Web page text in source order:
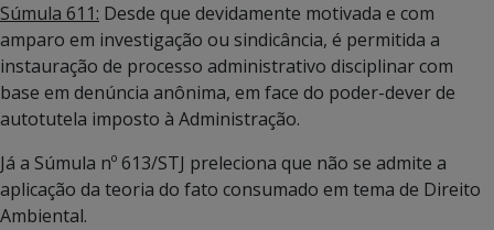
Súmula 611: Desde que devidamente motivada e com
amparo em investigação ou sindicância, é permitida a
instauração de processo administrativo disciplinar com
base em denúncia anônima, em face do poder-dever de
autotutela imposto à Administração.
Já a Súmula nº 613/STJ preleciona que não se admite a
aplicação da teoria do fato consumado em tema de Direito
Ambiental.